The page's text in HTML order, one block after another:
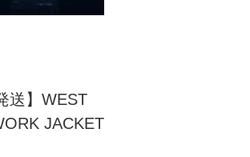
送】WEST
JACKET